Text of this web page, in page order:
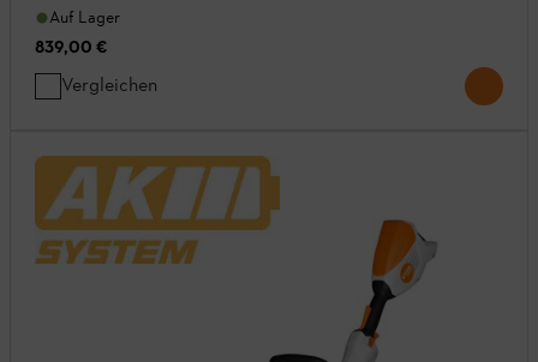
Auf Lager
839,00 €
Vergleichen